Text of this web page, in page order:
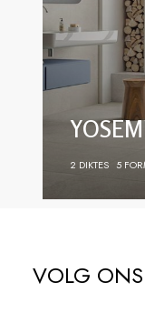
2 DIKTES 5
VOLG